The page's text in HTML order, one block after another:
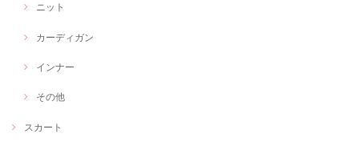
ニット
カーディガン
インナー
その他
スカート